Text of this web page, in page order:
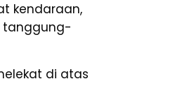
kendaraan,
tanggung-
di atas